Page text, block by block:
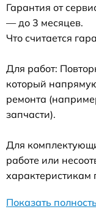
Гарантия от
— до 3 месяцев.
Что считается
Для работ:
который
ремонта
запчасти).
Для
работе или
Показать